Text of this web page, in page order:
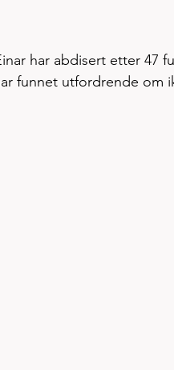
har abdisert etter 47
funnet utfordrende om